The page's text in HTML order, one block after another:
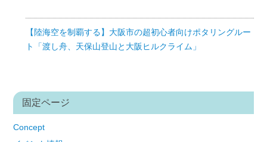
【陸海空を制覇する】大阪市の超初心者向けポタリングルー
ト「渡し舟、天保山登山と大阪ヒルクライム」
固定ページ
Concept